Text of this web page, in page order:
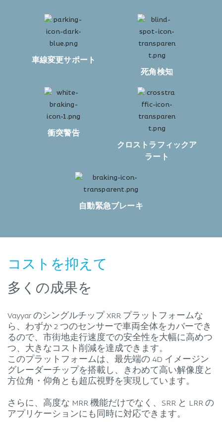
車線変更サポート
死角検知
衝突警告
クロストラフィックア
ラート
自動緊急ブレーキ
コストを抑えて
多くの成果を
Vayyar のシングルチップ XRR プラットフォームな
ら、わずか 2 つのセンサーで車両全体をカバーでき
るので、市街地走行速度での安全性を大幅に高めつ
つ、大きなコスト削減を達成できます。
このプラットフォームは、最先端の 4D イメージン
グレーダーチップを搭載し、きわめて高い解像度と
方位角・仰角とも超広視野を実現しています。
さらに、高度な MRR 機能だけでなく、SRR と LRR の
アプリケーションにも同時に対応できます。